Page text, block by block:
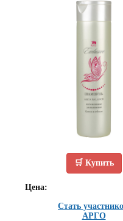
🛒 Купить
Цена:
Стать
АРГО